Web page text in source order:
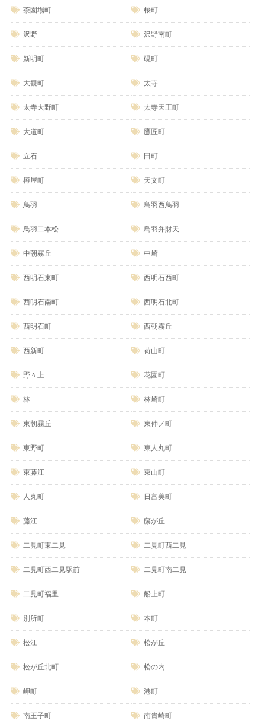
茶園場町 桜町
沢野 沢野南町
新明町 硯町
大観町 太寺
太寺大野町 太寺天王町
大道町 鷹匠町
立石 田町
樽屋町 天文町
鳥羽 鳥羽西鳥羽
鳥羽二本松 鳥羽弁財天
中朝霧丘 中崎
西明石東町 西明石西町
西明石南町 西明石北町
西明石町 西朝霧丘
西新町 荷山町
野々上 花園町
林 林崎町
東朝霧丘 東仲ノ町
東野町 東人丸町
東藤江 東山町
人丸町 日富美町
藤江 藤が丘
二見町東二見 二見町西二見
二見町西二見駅前 二見町南二見
二見町福里 船上町
別所町 本町
松江 松が丘
松が丘北町 松の内
岬町 港町
南王子町 南貴崎町